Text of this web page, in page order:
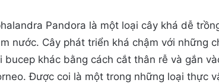
Pandora là một loại cây khá dễ
nước. Cây phát triển khá chậm với những
bucep khác bằng cách cắt thân rễ và gắn
Được coi là một trong những loại thực